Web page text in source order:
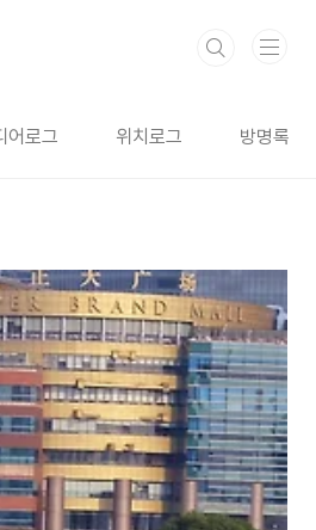
어로그 위치로그 방명록